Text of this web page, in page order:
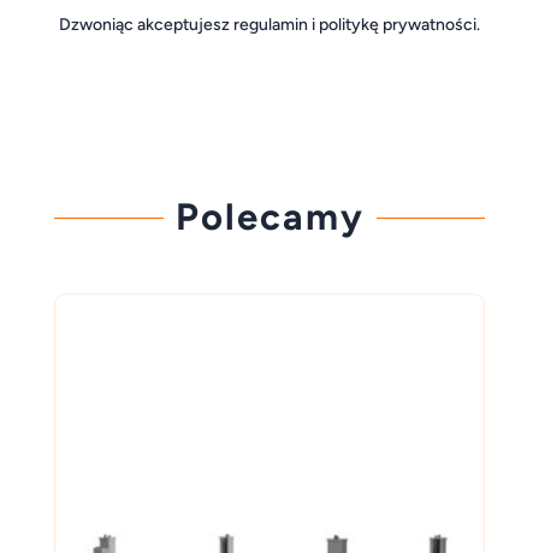
Dzwoniąc akceptujesz regulamin i politykę prywatności.
Polecamy